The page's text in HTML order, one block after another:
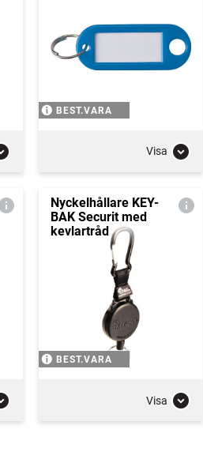
BEST.VARA
Visa
Nyckelhållare KEY-
BAK Securit med
kevlartråd
BEST.VARA
Visa